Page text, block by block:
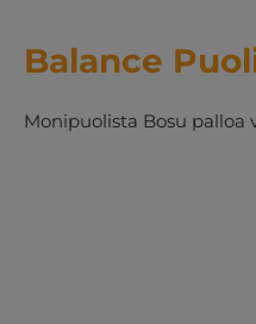
Balance
Monipuolista Bosu palloa